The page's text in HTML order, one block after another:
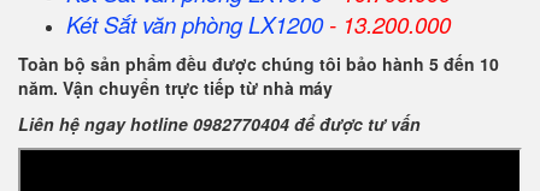
Két Sắtvăn phòngLX1200- 13.200.000
Toàn bộ sản phẩm đều được chúng tôi bảo hành 5 đến 10
năm. Vận chuyển trực tiếp từ nhà máy
Liên hệ ngay hotline 0982770404 để được tư vấn